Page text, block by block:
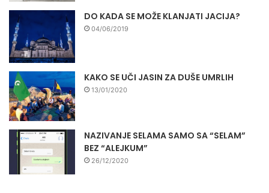
DO KADA SE MOŽE KLANJATI JACIJA?
04/06/2019
KAKO SE UČI JASIN ZA DUŠE UMRLIH
13/01/2020
NAZIVANJE SELAMA SAMO SA “SELAM”
BEZ “ALEJKUM”
26/12/2020